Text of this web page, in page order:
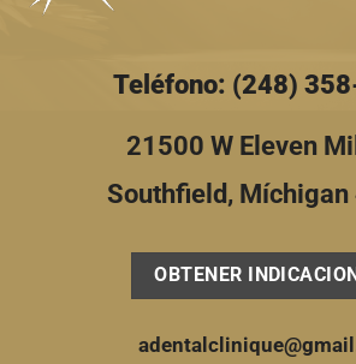
Teléfono: (248)
21500 W Eleven
Southfield,
OBTENER